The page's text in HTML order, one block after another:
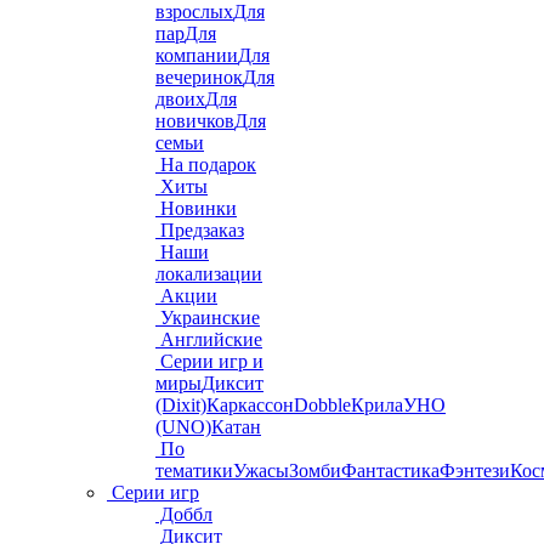
взрослыхДля
парДля
компанииДля
вечеринокДля
двоихДля
новичковДля
семьи
На подарок
Хиты
Новинки
Предзаказ
Наши
локализации
Акции
Украинские
Английские
Серии игр и
мирыДиксит
(Dixit)КаркассонDobbleКрилаУНО
(UNO)Катан
По
тематикиУжасыЗомбиФантастикаФэнтези
Серии игр
Доббл
Диксит